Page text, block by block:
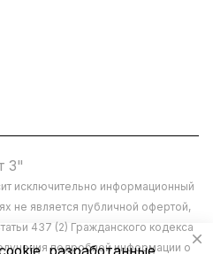
3"
исключительно информационный
не является публичной офертой,
437 (2) Гражданского кодекса
подробной информации о